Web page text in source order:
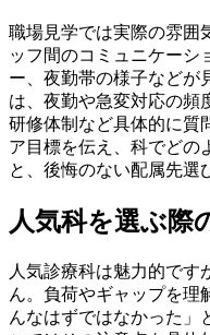
職場見学では実際の雰囲
ッフ間のコミュニケーシ
ー、夜勤帯の様子などが
は、夜勤や急変対応の頻
研修体制など具体的に質
ア目標を伝え、科でどの
と、後悔のない配属先選
人気科を選ぶ際
人気診療科は魅力的です
ん。負荷やギャップを理
んなはずではなかった」